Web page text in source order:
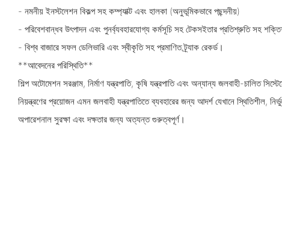
- নমনীয় ইনস্টলেশন বিকল্প সহ কম্প্যাক্ট এবং হালকা (অনুভূমিকভাবে পছন্দনীয়)
- পরিবেশবান্ধব উৎপাদন এবং পুনর্ব্যবহারযোগ্য কর্মসূচি সহ টেকসইতার প্রতিশ্রুতি সহ
- বিশ্ব বাজারে সফল ডেলিভারি এবং স্বীকৃতি সহ প্রমাণিত ট্র্যাক রেকর্ড।
**আবেদনের পরিস্থিতি**
শিল্প অটোমেশন সরঞ্জাম, নির্মাণ যন্ত্রপাতি, কৃষি যন্ত্রপাতি এবং অন্যান্য জলবাহী-চালিত
নিয়ন্ত্রণের প্রয়োজন এমন জলবাহী যন্ত্রপাতিতে ব্যবহারের জন্য আদর্শ যেখানে স্থিতিশীল,
অপারেশনাল সুরক্ষা এবং দক্ষতার জন্য অত্যন্ত গুরুত্বপূর্ণ।